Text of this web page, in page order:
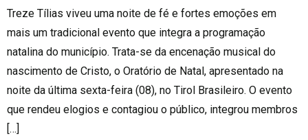
Treze Tílias viveu uma noite de fé e fortes emoções em
mais um tradicional evento que integra a programação
natalina do município. Trata-se da encenação musical do
nascimento de Cristo, o Oratório de Natal, apresentado na
noite da última sexta-feira (08), no Tirol Brasileiro. O evento
que rendeu elogios e contagiou o público, integrou membros
[…]